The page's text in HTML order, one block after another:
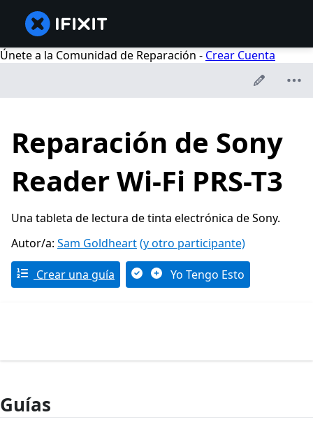
Únete a la Comunidad de Reparación - Crear Cuenta
Reparación de Sony
Reader Wi-Fi PRS-T3
Una tableta de lectura de tinta electrónica de Sony.
Autor/a: Sam Goldheart(y otro participante)
Crear una guía Yo Tengo Esto
Guías